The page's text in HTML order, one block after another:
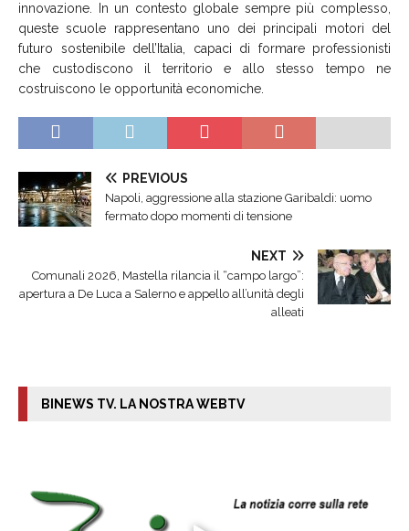
innovazione. In un contesto globale sempre più complesso,
queste scuole rappresentano uno dei principali motori del
futuro sostenibile dell’Italia, capaci di formare professionisti
che custodiscono il territorio e allo stesso tempo ne
costruiscono le opportunità economiche.
PREVIOUS
Napoli, aggressione alla stazione Garibaldi: uomo
fermato dopo momenti di tensione
NEXT
Comunali 2026, Mastella rilancia il “campo largo”:
apertura a De Luca a Salerno e appello all’unità degli
alleati
BINEWS TV. LA NOSTRA WEBTV